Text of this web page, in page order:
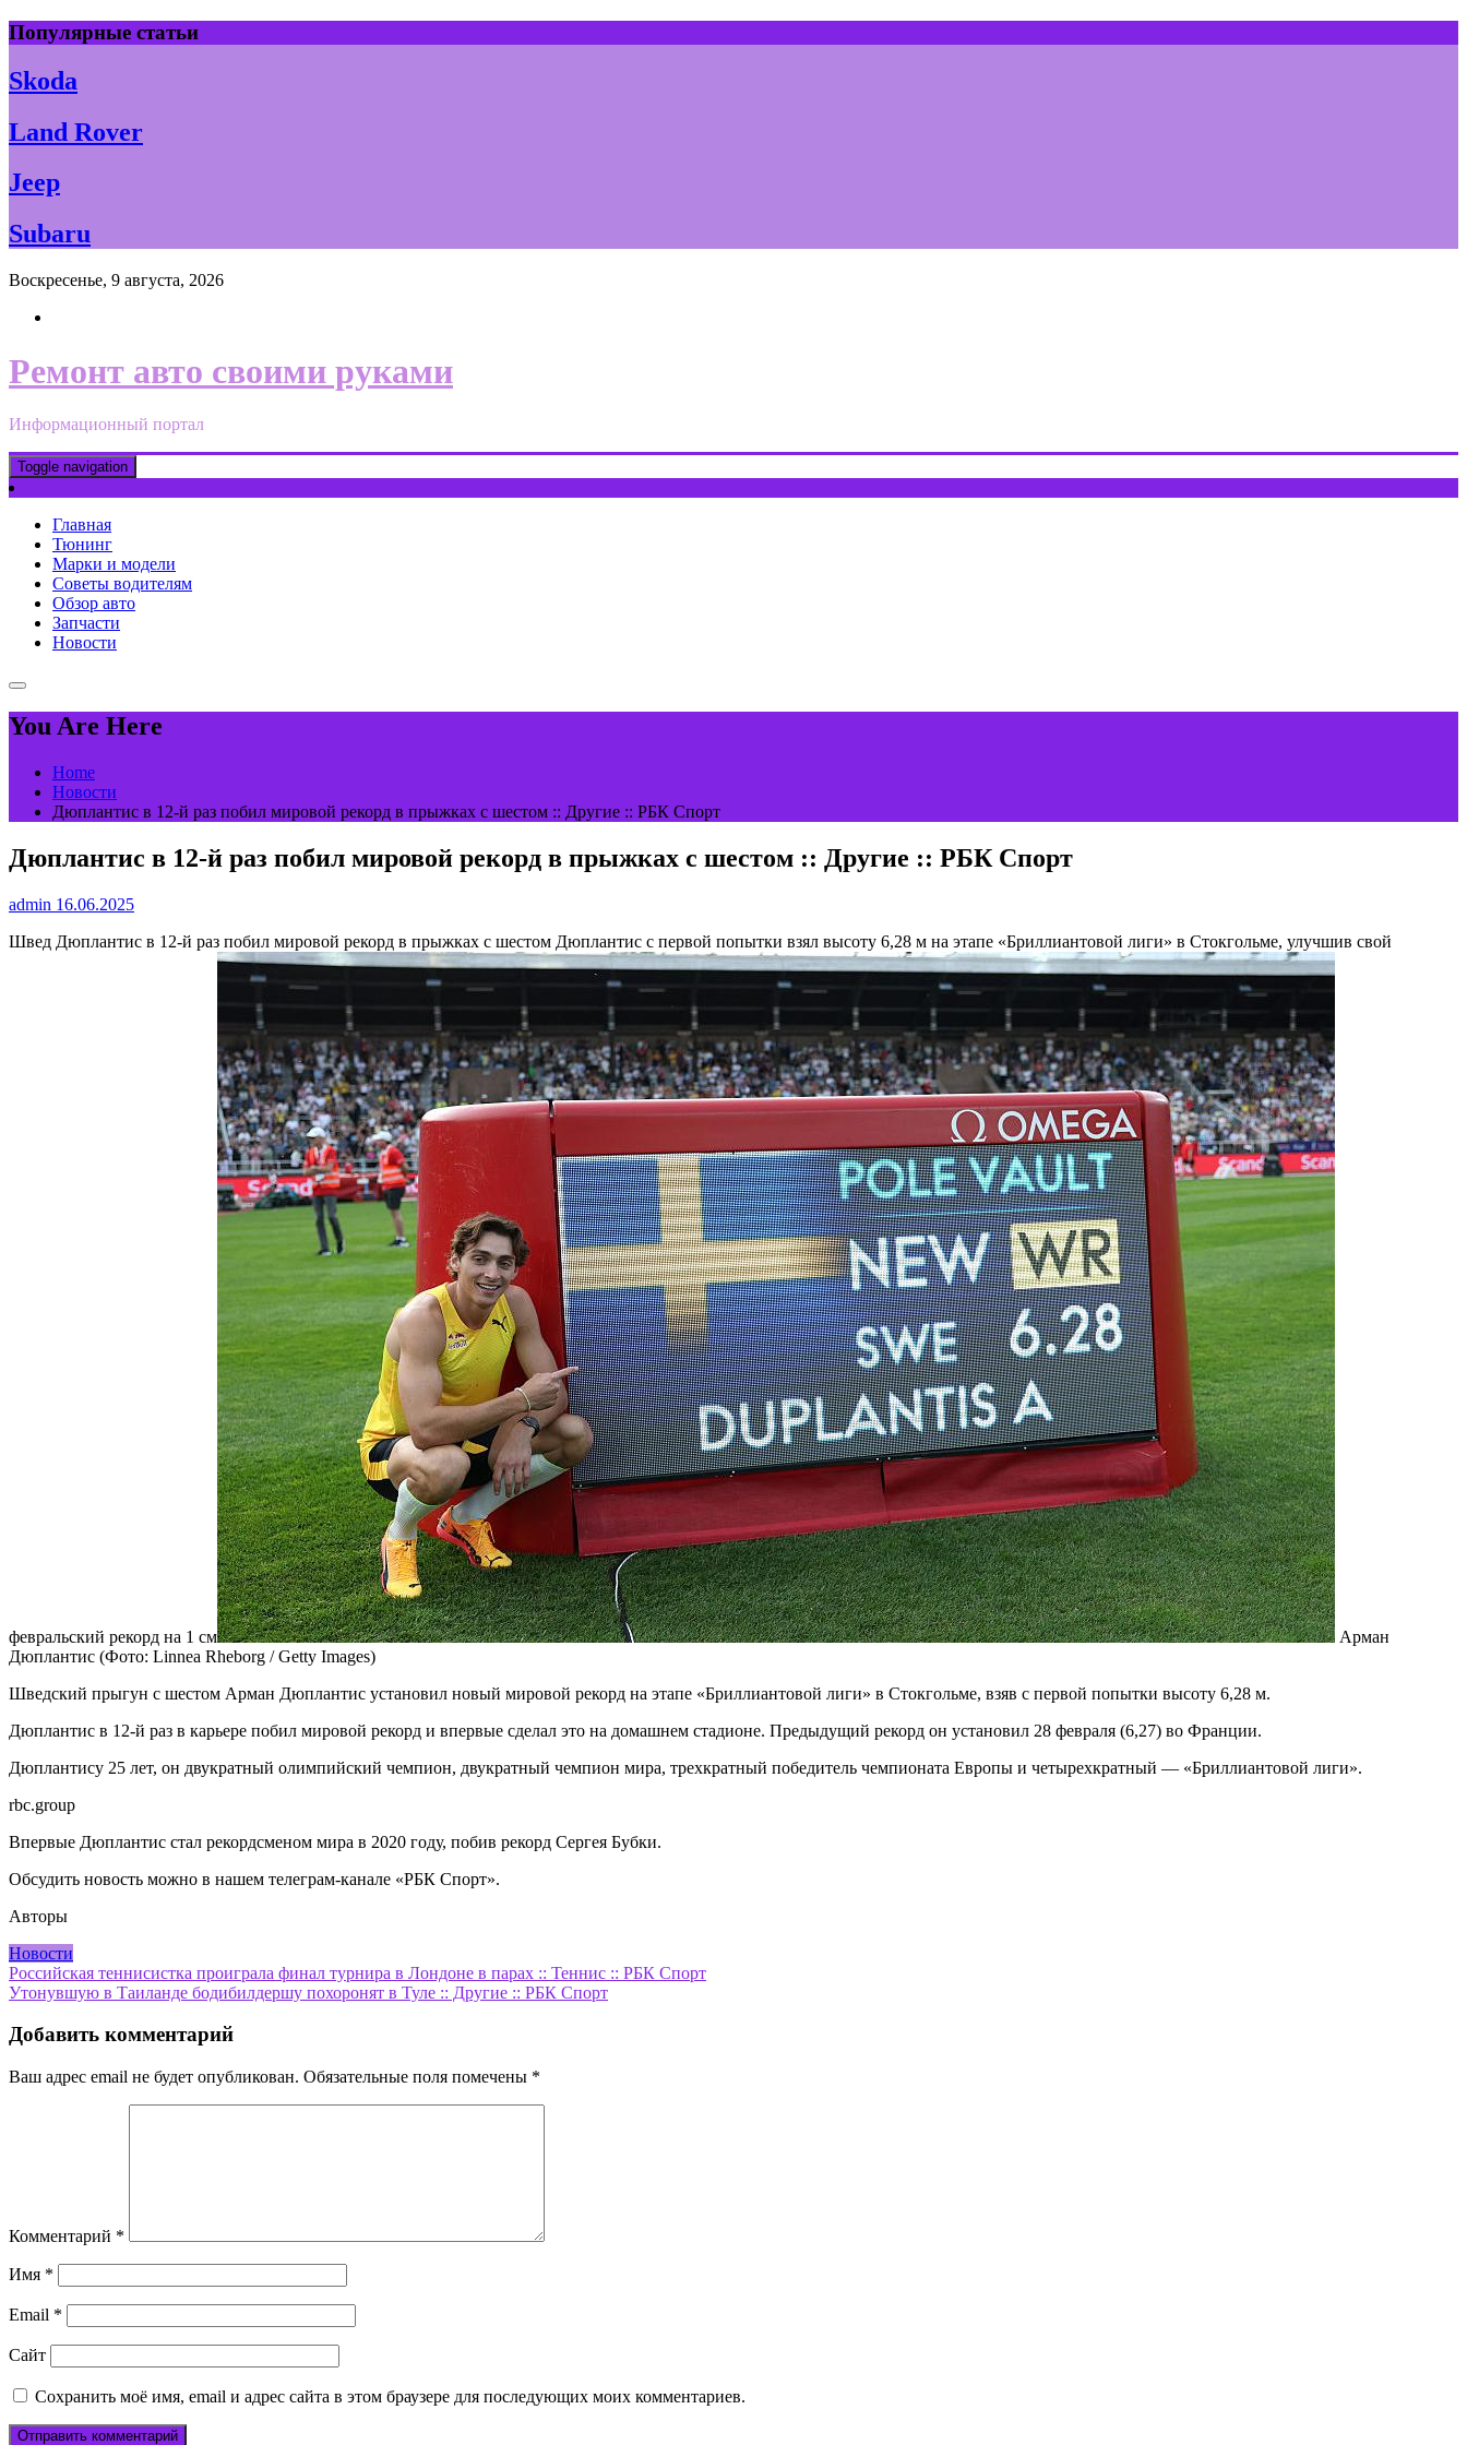
Skip
to
content
Популярные статьи
Skoda
Land Rover
Jeep
Subaru
Воскресенье, 9 августа, 2026
Ремонт авто своими руками
Информационный портал
Toggle navigation
Главная
Тюнинг
Марки и модели
Советы водителям
Обзор авто
Запчасти
Новости
You Are Here
Home
Новости
Дюплантис в 12-й раз побил мировой рекорд в прыжках с шестом :: Другие :: РБК Спорт
Дюплантис в 12-й раз побил мировой рекорд в прыжках с шестом :: Другие :: РБК Спорт
admin 16.06.2025
Швед Дюплантис в 12-й раз побил мировой рекорд в прыжках с шестом Дюплантис с первой попытки взял высоту 6,28 м на этапе «Бриллиантовой лиги» в Стокгольме, улучшив свой
февральский рекорд на 1 см
Арман
Дюплантис (Фото: Linnea Rheborg / Getty Images)
Шведский прыгун с шестом Арман Дюплантис установил новый мировой рекорд на этапе «Бриллиантовой лиги» в Стокгольме, взяв с первой попытки высоту 6,28 м.
Дюплантис в 12-й раз в карьере побил мировой рекорд и впервые сделал это на домашнем стадионе. Предыдущий рекорд он установил 28 февраля (6,27) во Франции.
Дюплантису 25 лет, он двукратный олимпийский чемпион, двукратный чемпион мира, трехкратный победитель чемпионата Европы и четырехкратный — «Бриллиантовой лиги».
rbc.group
Впервые Дюплантис стал рекордсменом мира в 2020 году, побив рекорд Сергея Бубки.
Обсудить новость можно в нашем телеграм-канале «РБК Спорт».
Авторы
Новости
Навигация
по
записям
Российская теннисистка проиграла финал турнира в Лондоне в парах :: Теннис :: РБК Спорт
Утонувшую в Таиланде бодибилдершу похоронят в Туле :: Другие :: РБК Спорт
Добавить комментарий
Ваш адрес email не будет опубликован. Обязательные поля помечены *
Комментарий *
Имя *
Email *
Сайт
Сохранить моё имя, email и адрес сайта в этом браузере для последующих моих комментариев.